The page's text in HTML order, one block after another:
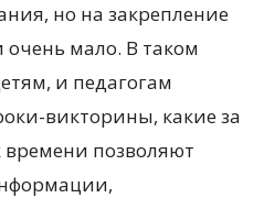
но на закрепление
мало. В таком
и педагогам
викторины, какие за
позволяют